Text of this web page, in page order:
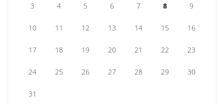
3 4 5 6 7 8 9
10 11 12 13 14 15 16
17 18 19 20 21 22 23
24 25 26 27 28 29 30
31